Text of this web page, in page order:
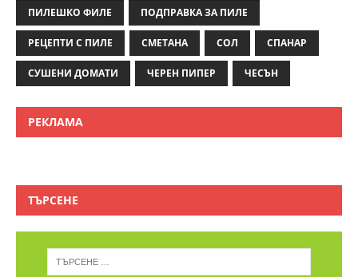
ПИЛЕШКО ФИЛЕ ПОДПРАВКА ЗА ПИЛЕ
РЕЦЕПТИ С ПИЛЕ СМЕТАНА СОЛ СПАНАР
СУШЕНИ ДОМАТИ ЧЕРЕН ПИПЕР ЧЕСЪН
РЕКЛАМА
ТЪРСЕНЕ